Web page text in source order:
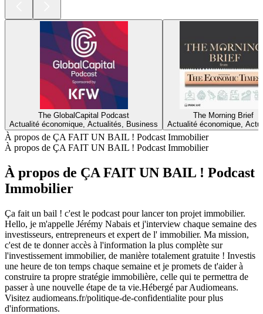
The GlobalCapital Podcast
Actualité économique, Actualités, Business
The Morning Brief
Actualité économique,
À propos de ÇA FAIT UN BAIL ! Podcast Immobilier
À propos de ÇA FAIT UN BAIL ! Podcast Immobilier
À propos de ÇA FAIT UN BAIL ! Podcast
Immobilier
Ça fait un bail ! c'est le podcast pour lancer ton projet immobilier.
Hello, je m'appelle Jérémy Nabais et j'interview chaque semaine des
investisseurs, entrepreneurs et expert de l' immobilier. Ma mission,
c'est de te donner accès à l'information la plus complète sur
l'investissement immobilier, de manière totalement gratuite ! Investis
une heure de ton temps chaque semaine et je promets de t'aider à
construire ta propre stratégie immobilière, celle qui te permettra de
passer à une nouvelle étape de ta vie.Hébergé par Audiomeans.
Visitez audiomeans.fr/politique-de-confidentialite pour plus
d'informations.